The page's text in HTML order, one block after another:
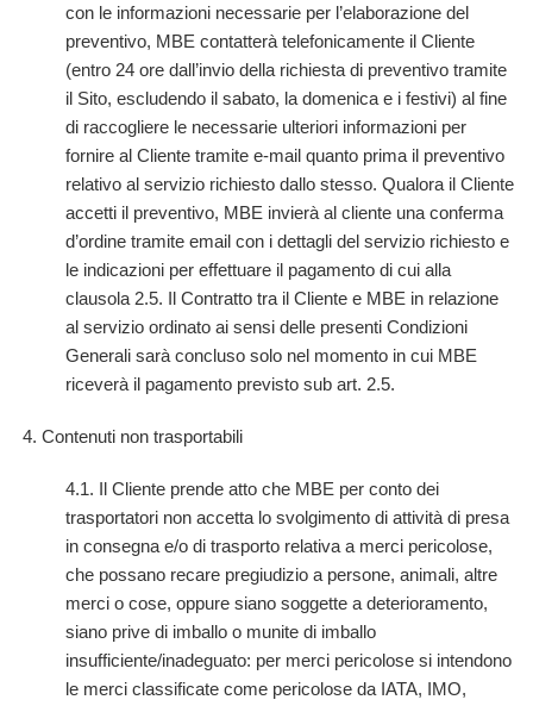
con le informazioni necessarie per l’elaborazione del
preventivo, MBE contatterà telefonicamente il Cliente
(entro 24 ore dall’invio della richiesta di preventivo tramite
il Sito, escludendo il sabato, la domenica e i festivi) al fine
di raccogliere le necessarie ulteriori informazioni per
fornire al Cliente tramite e-mail quanto prima il preventivo
relativo al servizio richiesto dallo stesso. Qualora il Cliente
accetti il preventivo, MBE invierà al cliente una conferma
d’ordine tramite email con i dettagli del servizio richiesto e
le indicazioni per effettuare il pagamento di cui alla
clausola 2.5. Il Contratto tra il Cliente e MBE in relazione
al servizio ordinato ai sensi delle presenti Condizioni
Generali sarà concluso solo nel momento in cui MBE
riceverà il pagamento previsto sub art. 2.5.
4. Contenuti non trasportabili
4.1. Il Cliente prende atto che MBE per conto dei
trasportatori non accetta lo svolgimento di attività di presa
in consegna e/o di trasporto relativa a merci pericolose,
che possano recare pregiudizio a persone, animali, altre
merci o cose, oppure siano soggette a deterioramento,
siano prive di imballo o munite di imballo
insufficiente/inadeguato: per merci pericolose si intendono
le merci classificate come pericolose da IATA, IMO,